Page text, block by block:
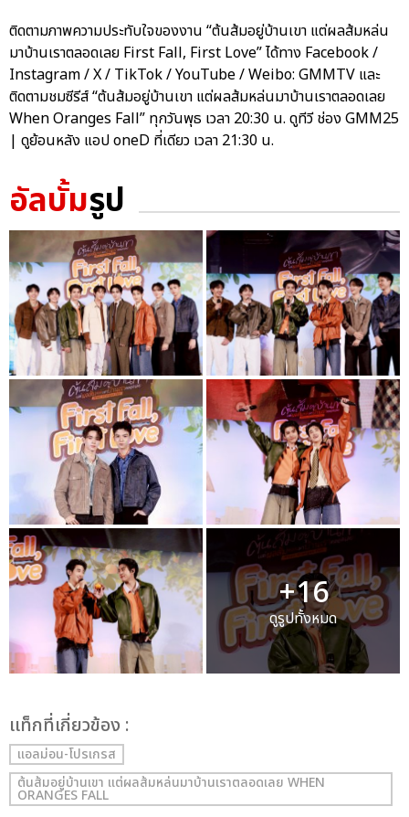
ติดตามภาพความประทับใจของงาน “ต้นส้มอยู่บ้านเขา แต่ผลส้มหล่น
มาบ้านเราตลอดเลย First Fall, First Love” ได้ทาง Facebook /
Instagram / X / TikTok / YouTube / Weibo: GMMTV และ
ติดตามชมซีรีส์ “ต้นส้มอยู่บ้านเขา แต่ผลส้มหล่นมาบ้านเราตลอดเลย
When Oranges Fall” ทุกวันพุธ เวลา 20:30 น. ดูทีวี ช่อง GMM25
| ดูย้อนหลัง แอป oneD ที่เดียว เวลา 21:30 น.
อัลบั้มรูป
+16
ดูรูปทั้งหมด
เเท็กที่เกี่ยวข้อง :
แอลม่อน-โปรเกรส
ต้นส้มอยู่บ้านเขา แต่ผลส้มหล่นมาบ้านเราตลอดเลย WHEN
ORANGES FALL